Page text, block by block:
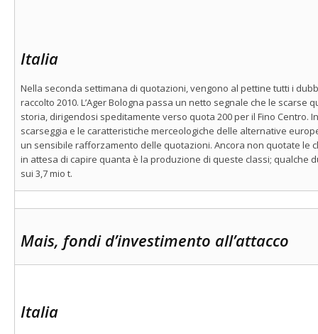
Italia
Nella seconda settimana di quotazioni, vengono al pettine tutti i
raccolto 2010. L’Ager Bologna passa un netto segnale che le scarse
storia, dirigendosi speditamente verso quota 200 per il Fino Centro.
scarseggia e le caratteristiche merceologiche delle alternative
un sensibile rafforzamento delle quotazioni. Ancora non quotate le
in attesa di capire quanta è la produzione di queste classi; qualche
sui 3,7 mio t.
Mais, fondi d’investimento all’attacco
Italia